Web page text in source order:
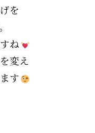
を
ね
変え
す